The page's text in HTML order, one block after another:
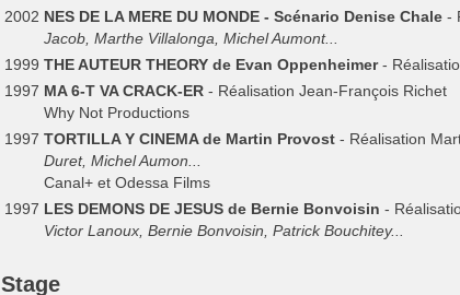
2002 NES DE LA MERE DU MONDE - Scénario Denise Chale -
Jacob, Marthe Villalonga, Michel Aumont...
1999 THE AUTEUR THEORY de Evan Oppenheimer-
1997 MA 6-T VA CRACK-ER - Réalisation Jean-François Richet
Why Not Productions
1997 TORTILLA Y CINEMA de Martin Provost - Réalisation
Duret, Michel Aumon...
Canal+ et Odessa Films
1997 LES DEMONS DE JESUS de Bernie Bonvoisin -
Victor Lanoux, Bernie Bonvoisin, Patrick Bouchitey...
Stage